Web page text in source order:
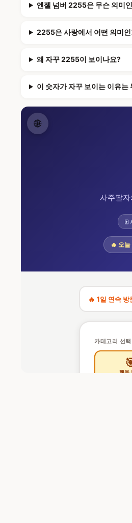
엔젤 넘버 2255은 무슨 의미
2255은 사랑에서 어떤 의미
왜 자꾸 2255이 보이나요?
이 숫자가 자꾸 보이는 이유는